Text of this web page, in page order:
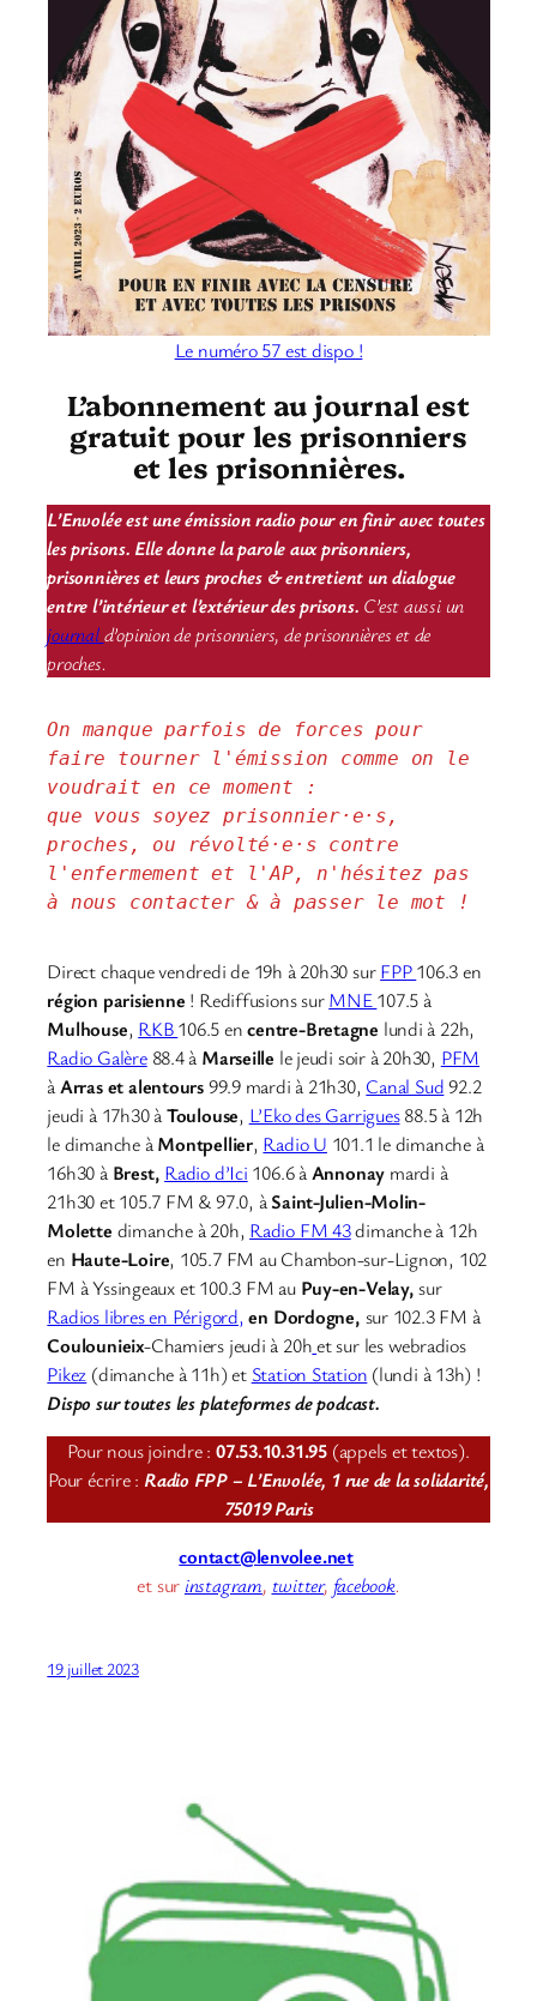
Le numéro 57 est dispo !
L’abonnement au journal est
gratuit pour les prisonniers
et les prisonnières.
L’Envolée est une émission radio pour en finir avec toutes
les prisons. Elle donne la parole aux prisonniers,
prisonnières et leurs proches & entretient un dialogue
entre l’intérieur et l’extérieur des prisons. C’est aussi un
journald’opinion de prisonniers, de prisonnières et de
proches.
On manque parfois de forces pour
faire tourner l'émission comme on le
voudrait en ce moment :
que vous soyez prisonnier·e·s,
proches, ou révolté·e·s contre
l'enfermement et l'AP, n'hésitez pas
à nous contacter & à passer le mot !
Direct chaque vendredi de 19h à 20h30 surFPP106.3 en
région parisienne ! Rediffusions surMNE107.5 à
Mulhouse, RKB106.5 encentre-Bretagne lundi à 22h,
Radio Galère88.4 à Marseille le jeudi soir à 20h30, PFM
àArras et alentours99.9 mardi à 21h30, Canal Sud92.2
jeudi à 17h30 àToulouse, L’Eko des Garrigues88.5 à 12h
le dimanche àMontpellier, Radio U 101.1 le dimanche à
16h30 à Brest, Radio d’Ici 106.6 àAnnonay mardi à
21h30 et 105.7 FM & 97.0, àSaint-Julien-Molin-
Molette dimanche à 20h, Radio FM 43dimanche à 12h
en Haute-Loire, 105.7 FM au Chambon-sur-Lignon, 102
FM à Yssingeaux et 100.3 FM au Puy-en-Velay,sur
Radios libres en Périgord, en Dordogne, sur 102.3 FM à
Coulounieix-Chamiers jeudi à 20het sur les webradios
Pikez (dimanche à 11h) et Station Station (lundi à 13h) !
Dispo sur toutes les plateformes de podcast.
Pour nous joindre : 07.53.10.31.95 (appels et textos).
Pour écrire : Radio FPP – L’Envolée, 1 rue de la solidarité,
75019 Paris
contact@lenvolee.net
et sur instagram, twitter, facebook.
19 juillet 2023